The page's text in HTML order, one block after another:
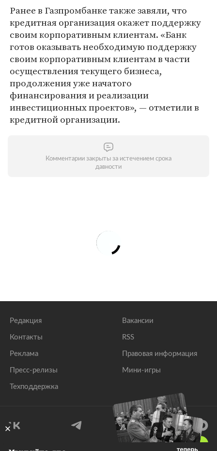
Ранее в Газпромбанке также завяли, что
кредитная организация окажет поддержку
своим корпоративным клиентам. «Банк
готов оказывать необходимую поддержку
своим корпоративным клиентам в части
осуществления текущего бизнеса,
продолжения уже начатого
финансирования и реализации
инвестиционных проектов», — отметили в
кредитной организации.
Комментарии закрыты за истечением срока
давности
Редакция
Контакты
Реклама
Пресс-релизы
Техподдержка
Вакансии
RSS
Правовая информация
Мини-игры